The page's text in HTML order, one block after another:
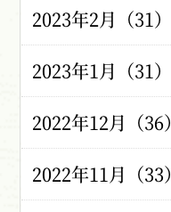
2023年2月（31）
2023年1月（31）
2022年12月（36）
2022年11月（33）